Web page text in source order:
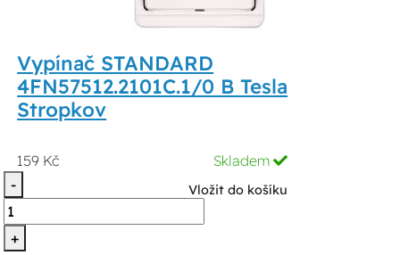
Vypínač STANDARD
4FN57512.2101C.1/0 B Tesla
Stropkov
159 Kč
Skladem
-
+
Vložit do košíku